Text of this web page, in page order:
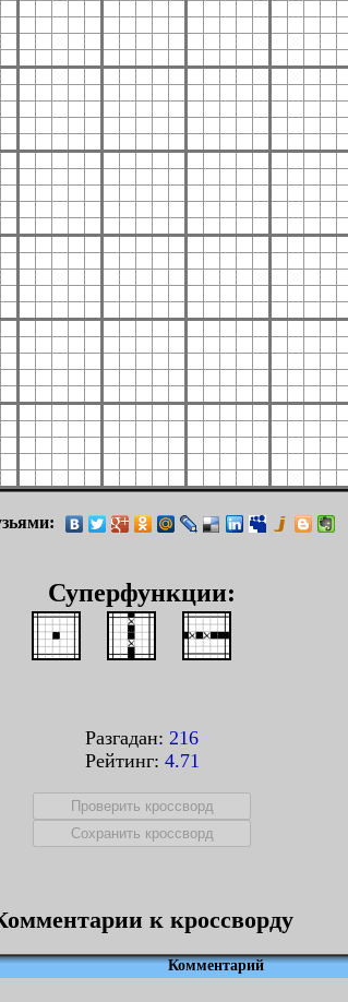
Суперфункции:
Разгадан: 216
Рейтинг: 4.71
к кроссворду
Комментарий